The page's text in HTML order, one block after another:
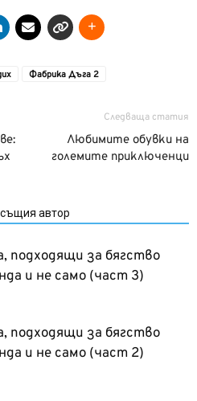
Фабрика Дъга 2
Следваща статия
Любимите обувки на
големите приключенци
автор
подходящи за бягство
и не само (част 3)
подходящи за бягство
и не само (част 2)